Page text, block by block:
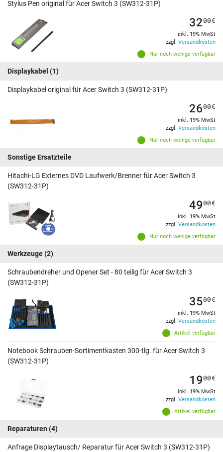
Stylus Pen original für Acer Switch 3 (SW312-31P)
Nur noch wenige verfügbar
3200€
inkl. 19% MwSt
zzgl. Versandkosten
Displaykabel (1)
Displaykabel original für Acer Switch 3 (SW312-31P)
Nur noch wenige verfügbar
2600€
inkl. 19% MwSt
zzgl. Versandkosten
Sonstige Ersatzteile
Hitachi-LG Externes DVD Laufwerk/Brenner für Acer Switch 3
(SW312-31P)
Nur noch wenige verfügbar
4900€
inkl. 19% MwSt
zzgl. Versandkosten
Werkzeuge(2)
Schraubendreher und Opener Set - 80 teilig für Acer Switch 3
(SW312-31P)
Artikel verfügbar
3500€
inkl. 19% MwSt
zzgl. Versandkosten
Notebook Schrauben-Sortimentkasten 300-tlg. für Acer Switch 3
(SW312-31P)
Artikel verfügbar
1900€
inkl. 19% MwSt
zzgl. Versandkosten
Reparaturen (4)
Anfrage Displaytausch/ Reparatur für Acer Switch 3 (SW312-31P)